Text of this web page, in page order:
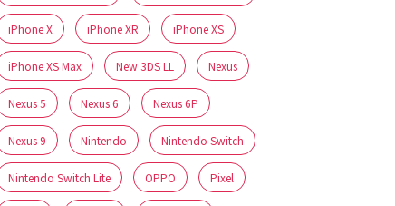
iPhone X iPhone XR iPhone XS
iPhone XS Max New 3DS LL Nexus
Nexus 5 Nexus 6 Nexus 6P
Nexus 9 Nintendo Nintendo Switch
Nintendo Switch Lite OPPO Pixel